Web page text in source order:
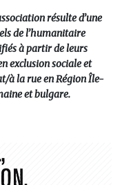
résulte d’une
de l’humanitaire
à partir de leurs
exclusion sociale et
à la rue en Région Île-
et bulgare.